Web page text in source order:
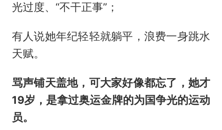
光过度、“不干正事”；
有人说她年纪轻轻就躺平，浪费一身跳水
天赋。
骂声铺天盖地，可大家好像都忘了，她才
19岁，是拿过奥运金牌的为国争光的运动
员。